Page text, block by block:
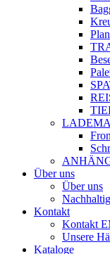
Über uns
Über uns
Kontakt
Kontakt
Unsere
Kataloge